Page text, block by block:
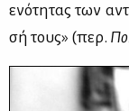
ενό­τη­τας των
σή τους» (περ.